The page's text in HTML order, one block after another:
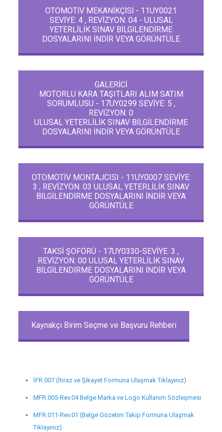
OTOMOTİV MEKANİKÇİSİ - 11UY0021
SEVİYE: 4 , REVİZYON: 04 - ULUSAL
YETERLİLİK SINAV BİLGİLENDİRME
DOSYALARINI İNDİR VEYA GÖRÜNTÜLE
GALERİCİ
MOTORLU KARA TAŞITLARI ALIM SATIM
SORUMLUSU - 17UY0299 SEVİYE: 5 ,
REVİZYON: 0
ULUSAL YETERLİLİK SINAV BİLGİLENDİRME
DOSYALARINI İNDİR VEYA GÖRÜNTÜLE
OTOMOTİV MONTAJCISI - 11UY0007 SEVİYE:
3 , REVİZYON: 03 ULUSAL YETERLİLİK SINAV
BİLGİLENDİRME DOSYALARINI İNDİR VEYA
GÖRÜNTÜLE
TAKSİ ŞOFÖRÜ - 17UY0330-SEVİYE: 3 ,
REVİZYON: 00 ULUSAL YETERLİLİK SINAV
BİLGİLENDİRME DOSYALARINI İNDİR VEYA
GÖRÜNTÜLE
Kaynakçı Birim Seçme ve Başvuru Rehberi
İFR.007 (İtiraz ve Şikayet Formuna Ulaşmak Tıklayınız)
MFR.005-Rev.04 Belge Marka ve Logo Kullanım Sözleşmesi
MFR.011-Rev.01 (Belge Gözetim Takip Formuna Ulaşmak
Tıklayınız)